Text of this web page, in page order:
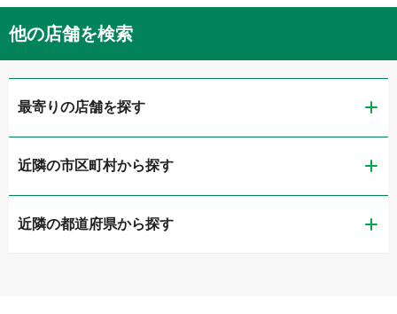
他の店舗を検索
最寄りの店舗を探す
ガリバー国道大手筋店
ガリバー9号京都洛西店
近隣の市区町村から探す
京都市南区
近隣の都道府県から探す